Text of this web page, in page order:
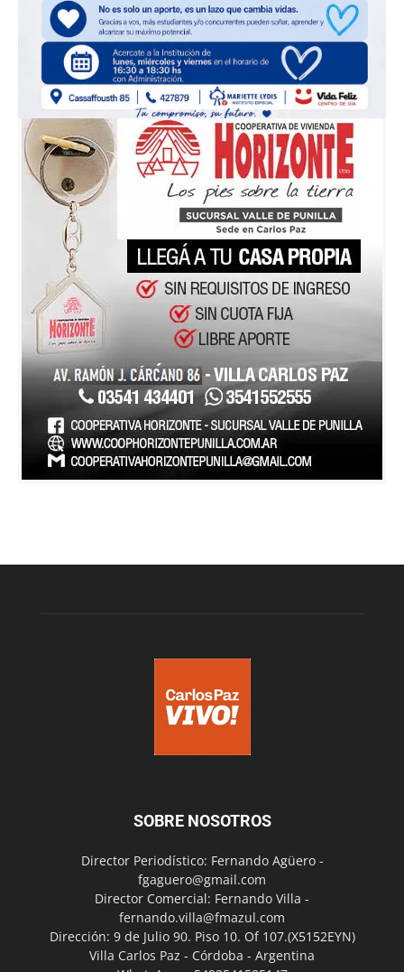
SOBRE NOSOTROS
Director Periodístico: Fernando Agüero -
fgaguero@gmail.com
Director Comercial: Fernando Villa -
fernando.villa@fmazul.com
Dirección: 9 de Julio 90. Piso 10. Of 107.(X5152EYN)
Villa Carlos Paz - Córdoba - Argentina